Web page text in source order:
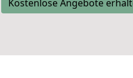
Kostenlose Angebote